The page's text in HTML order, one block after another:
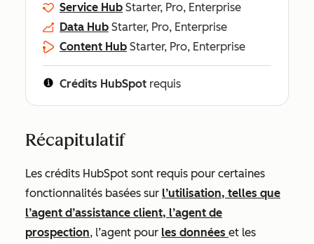
Service Hub Starter, Pro, Enterprise
Data Hub Starter, Pro, Enterprise
Content Hub Starter, Pro, Enterprise
Crédits HubSpot requis
Récapitulatif
Les crédits HubSpot sont requis pour certaines
fonctionnalités basées sur l’utilisation, telles que
l’agent d’assistance client, l’agent de
prospection, l’agent pour les données et les